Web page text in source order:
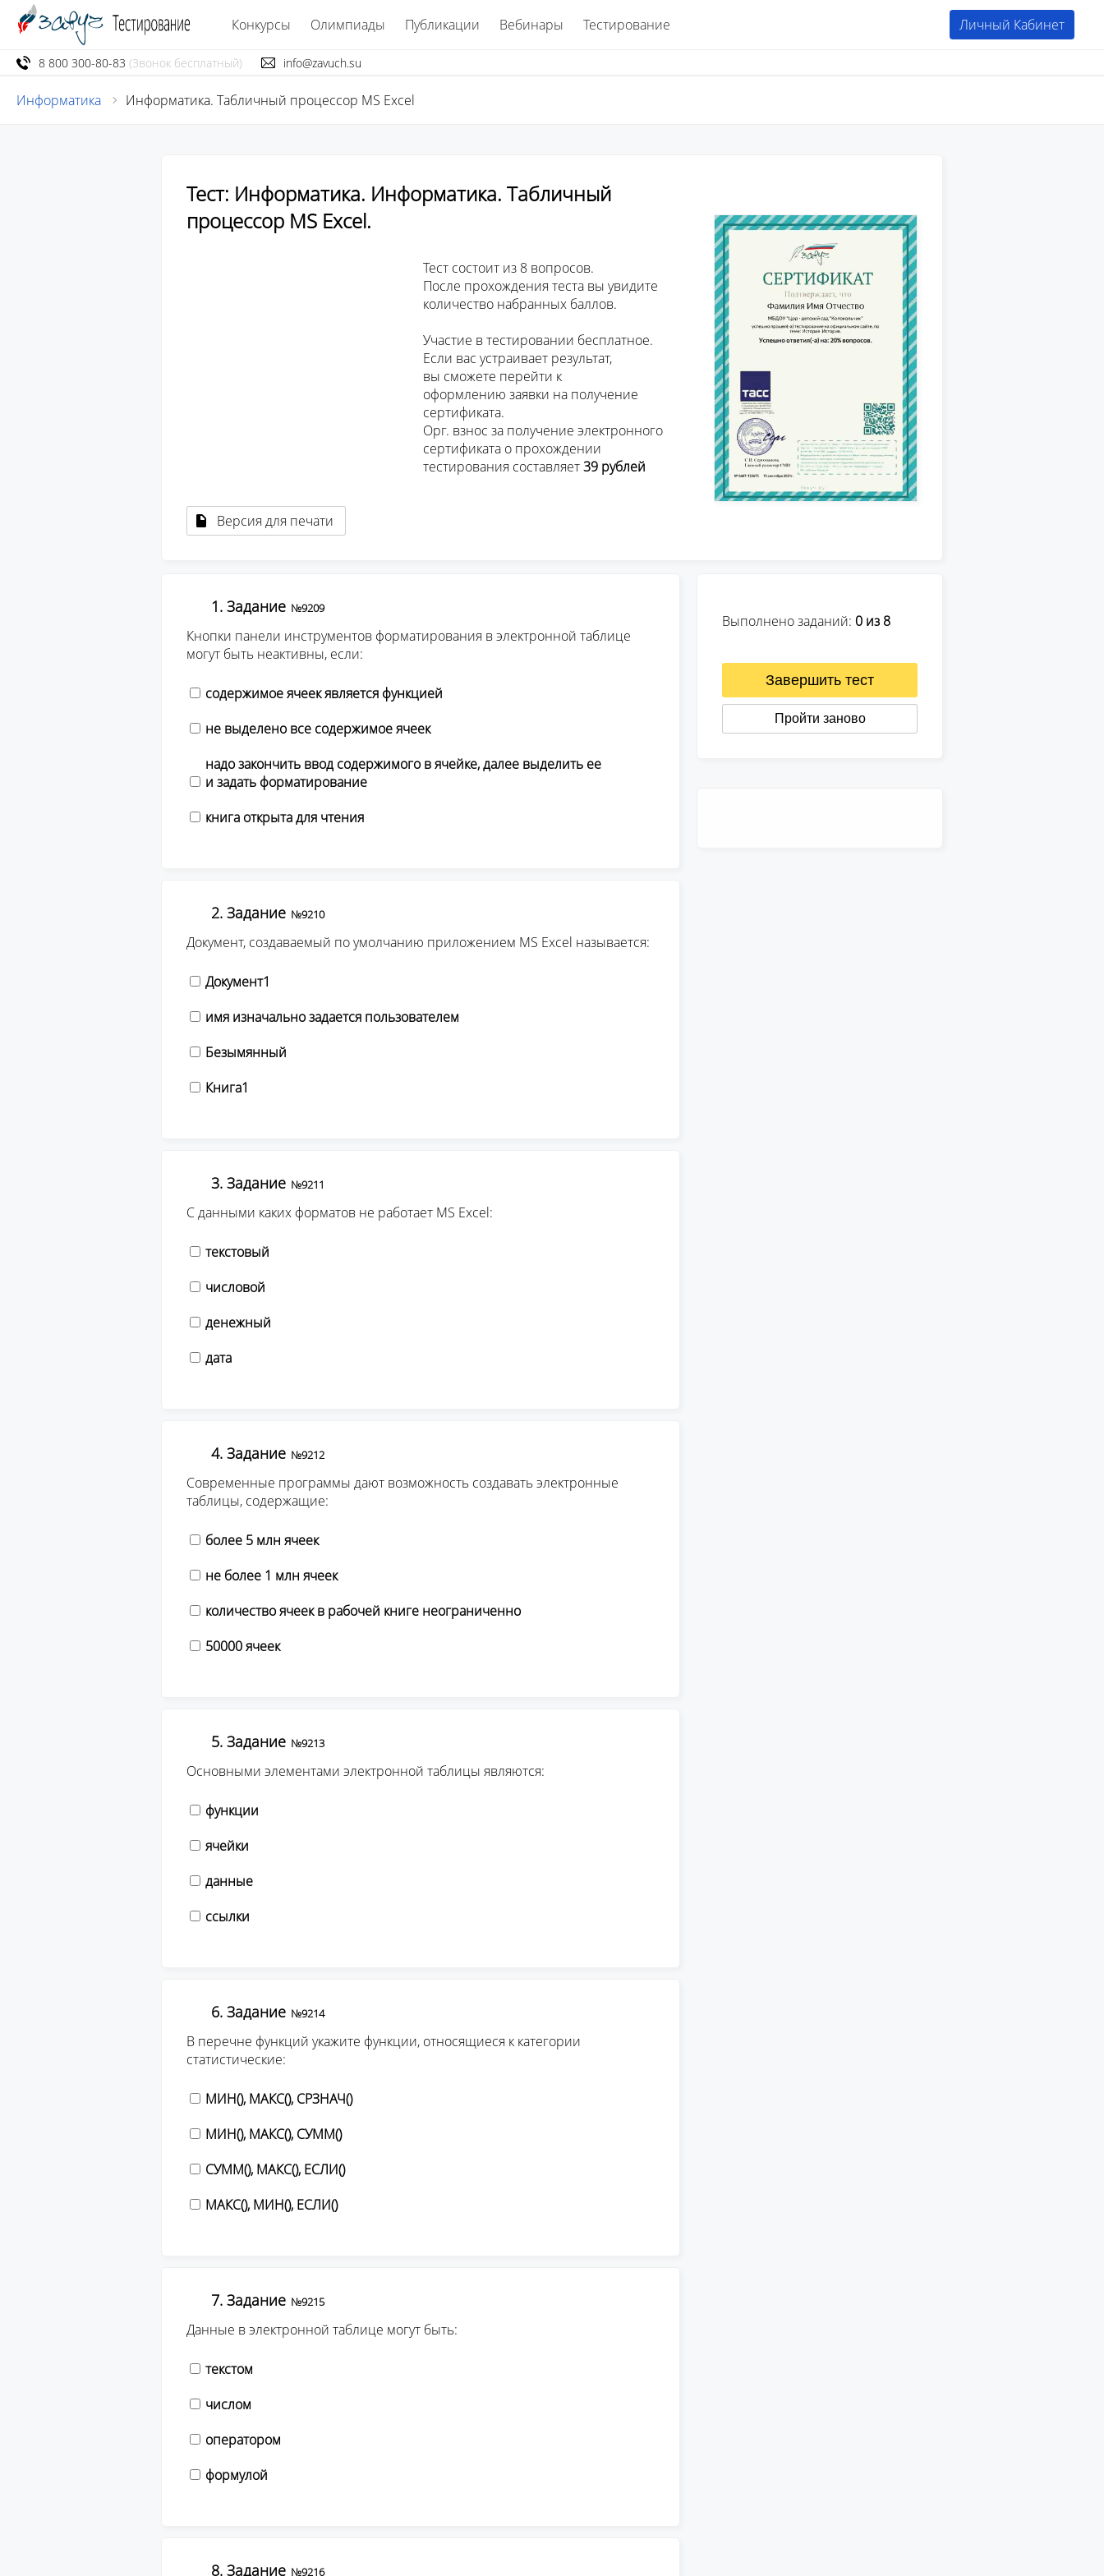
Конкурсы Олимпиады Публикации Вебинары Тестирование Личный Кабинет
8 800 300-80-83 (Звонок бесплатный) info@zavuch.su
Информатика Информатика. Табличный процессор MS Excel
Тест: Информатика. Информатика. Табличный
процессор MS Excel.
									тестирования составляет
39 рублей
Версия для печати
1. Задание №9209
Кнопки панели инструментов форматирования в электронной таблице
могут быть неактивны, если:
содержимое ячеек является функцией
не выделено все содержимое ячеек
надо закончить ввод содержимого в ячейке, далее выделить ее
и задать форматирование
книга открыта для чтения
2. Задание №9210
Документ, создаваемый по умолчанию приложением MS Excel называется:
Документ1
имя изначально задается пользователем
Безымянный
Книга1
3. Задание №9211
С данными каких форматов не работает MS Excel:
текстовый
числовой
денежный
дата
4. Задание №9212
Современные программы дают возможность создавать электронные
таблицы, содержащие:
более 5 млн ячеек
не более 1 млн ячеек
количество ячеек в рабочей книге неограниченно
50000 ячеек
5. Задание №9213
Основными элементами электронной таблицы являются:
функции
ячейки
данные
ссылки
6. Задание №9214
В перечне функций укажите функции, относящиеся к категории
статистические:
МИН(), МАКС(), СРЗНАЧ()
МИН(), МАКС(), СУММ()
СУММ(), МАКС(), ЕСЛИ()
МАКС(), МИН(), ЕСЛИ()
7. Задание №9215
Данные в электронной таблице могут быть:
текстом
числом
оператором
формулой
8. Задание №9216
Выполнено заданий: 0 из 8
Завершить тест
Пройти заново